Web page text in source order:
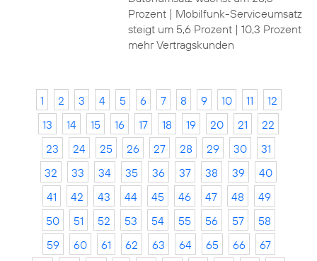
Prozent | Mobilfunk-Serviceumsatz
steigt um 5,6 Prozent | 10,3 Prozent
mehr Vertragskunden
1 2 3 4 5 6 7 8 9 10 11
12
13
14 15 16 17 18 19 20 21
22
23
24 25 26 27 28 29 30
31
32
33 34 35 36 37 38 39
40
41
42 43 44 45 46 47 48
49
50
51 52 53 54 55 56 57
58
59
60 61 62 63 64 65 66
67